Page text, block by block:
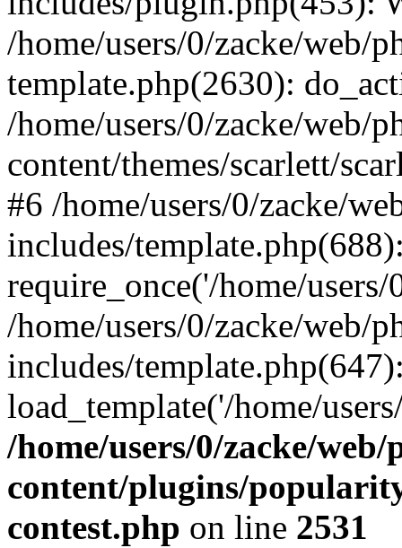
/home/users/0/zacke/web/
template.php(2630):
/home/users/0/zacke/web/
content/themes/scarlett/
#6 /home/users/0/zacke/
includes/
require_once('/home/
/home/users/0/zacke/web/
includes/
load_template('/home/
/home/users/0/zacke/
content/plugins/
contest.php on line 2531